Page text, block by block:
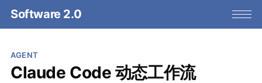
Software 2.0
AGENT
Claude Code 动态工作流